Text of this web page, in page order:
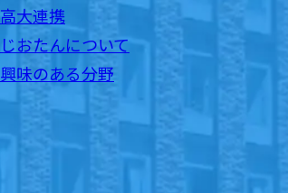
高大連携
じおたんについて
興味のある分野